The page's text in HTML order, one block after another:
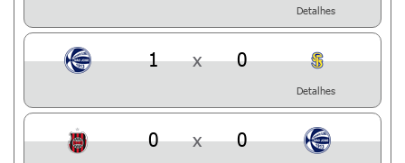
Detalhes
1 x 0
Detalhes
0 x 0